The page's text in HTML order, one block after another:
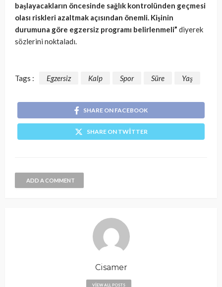
başlayacakların öncesinde sağlık kontrolünden geçmesi
olası riskleri azaltmak açısından önemli. Kişinin
durumuna göre egzersiz programı belirlenmeli” diyerek
sözlerini noktaladı.
Tags : Egzersiz Kalp Spor Süre Yaş
SHARE ON FACEBOOK
SHARE ON TWITTER
ADD A COMMENT
Cisamer
VIEW ALL POSTS